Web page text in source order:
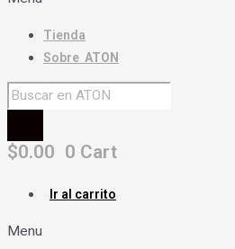
Tienda
Sobre ATON
$0.00 0 Cart
Ir al carrito
Menu